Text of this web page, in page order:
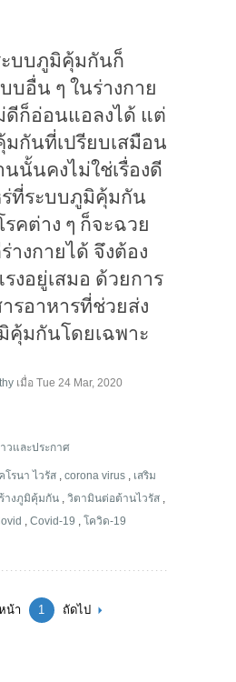
ะบบภูมิคุ้มกันก็
บอื่น ๆ ในร่างกาย
ก็อ่อนแอลงได้ แต่
กันที่เปรียบเสมือน
นั้นคงไม่ใช่เรื่องดี
ร่ที่ระบบภูมิคุ้มกัน
คต่าง ๆ ก็จะฉวย
างกายได้ จึงต้อง
งอยู่เสมอ ด้วยการ
รอาหารที่ช่วยส่ง
คุ้มกันโดยเฉพาะ
เมื่อ Tue 24 Mar, 2020
วและประกาศ
โรนา ไวรัส, corona virus,
เสริม
างภูมิคุ้มกัน, วิตามินต่อต้านไวรัส,
Covid-19 โควิด-19
น้า 1 ถัดไป